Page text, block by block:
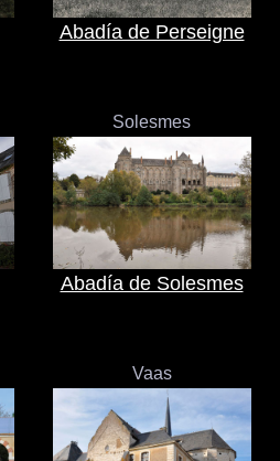
Abadía de Perseigne
Solesmes
Abadía de Solesmes
Vaas